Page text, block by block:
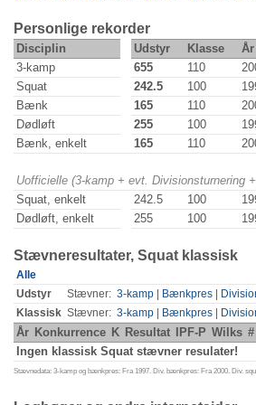
Personlige rekorder
Disciplin Udstyr Klasse År
3-kamp
655 110
Squat
242.5 100
Bænk
165 110
Dødløft
255 100
Bænk, enkelt
165 110
Uofficielle (3-kamp + evt.
Squat, enkelt
242.5 100
Dødløft, enkelt
255 100
Stævneresultater, Squat klassisk
Alle
Udstyr
Stævner: 3-kamp Bænkpres
Klassisk Stævner: 3-kamp Bænkpres
År Konkurrence K Resultat IPF-P Wilks #
Ingen klassisk Squat stævner resulater!
Stævnedata: 3-kamp og bænkpres: Fra 1997. Div. bænkpres: Fra 2000. Div.